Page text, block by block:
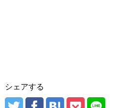
シェアする